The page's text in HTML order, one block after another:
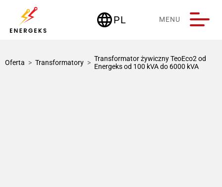
languagePL
Deutschland MENU
Oferta > Transformatory > Transformator żywiczny TeoEco2 od
Energeks od 100 kVA do 6000 kVA